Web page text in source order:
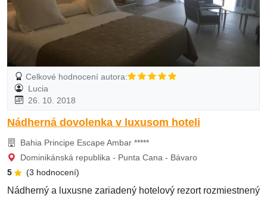
Celkové hodnocení autora:
Lucia
26. 10. 2018
Nádherná dovolenka v luxusom hoteli
Bahia Principe Escape Ambar *****
Dominikánská republika - Punta Cana - Bávaro
5
(3 hodnocení)
Nádherný a luxusne zariadený hotelový rezort rozmiestnený